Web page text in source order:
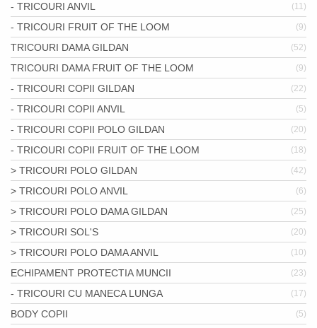
- TRICOURI ANVIL (11)
- TRICOURI FRUIT OF THE LOOM (9)
TRICOURI DAMA GILDAN (52)
TRICOURI DAMA FRUIT OF THE LOOM (9)
- TRICOURI COPII GILDAN (22)
- TRICOURI COPII ANVIL (5)
- TRICOURI COPII POLO GILDAN (20)
- TRICOURI COPII FRUIT OF THE LOOM (18)
> TRICOURI POLO GILDAN (42)
> TRICOURI POLO ANVIL (6)
> TRICOURI POLO DAMA GILDAN (25)
> TRICOURI SOL'S (20)
> TRICOURI POLO DAMA ANVIL (10)
ECHIPAMENT PROTECTIA MUNCII (23)
- TRICOURI CU MANECA LUNGA (17)
BODY COPII (5)